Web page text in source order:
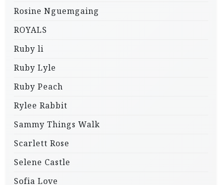
Rosine Nguemgaing
ROYALS
Ruby li
Ruby Lyle
Ruby Peach
Rylee Rabbit
Sammy Things Walk
Scarlett Rose
Selene Castle
Sofia Love